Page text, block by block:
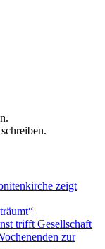
zeigt
trifft Gesellschaft
zur